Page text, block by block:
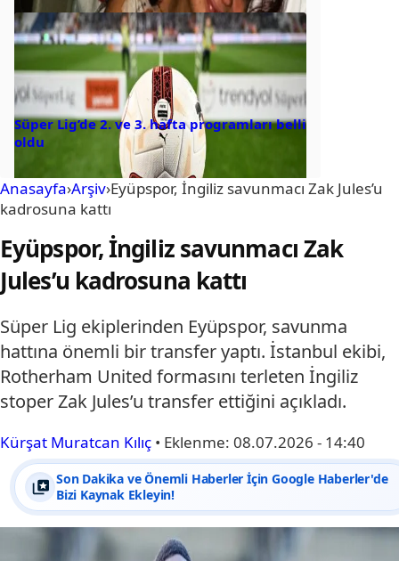
Süper Lig’de 2. ve 3. hafta programları belli
oldu
Anasayfa›Arşiv›Eyüpspor, İngiliz savunmacı Zak Jules’u
kadrosuna kattı
Eyüpspor, İngiliz savunmacı Zak
Jules’u kadrosuna kattı
Süper Lig ekiplerinden Eyüpspor, savunma
hattına önemli bir transfer yaptı. İstanbul ekibi,
Rotherham United formasını terleten İngiliz
stoper Zak Jules’u transfer ettiğini açıkladı.
Kürşat Muratcan Kılıç • Eklenme: 08.07.2026 - 14:40
Son Dakika ve Önemli Haberler İçin Google Haberler'de
Bizi Kaynak Ekleyin!